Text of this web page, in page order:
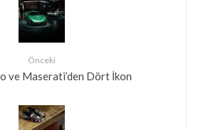
Önceki
ve Maserati’den Dört İkon